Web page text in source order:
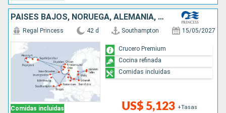
PAISES BAJOS, NORUEGA, ALEMANIA, POLONIA, FINLANDIA, ESTONIA, SUECIA, DINAMARCA, ISLANDIA, REINO UNIDO, BÉLGICA
Comidas incluidas
Regal Princess 42 d Southampton 15/05/2027
US$ 5,123 +Tasas
Crucero Premium
Cocina refinada
Comidas incluidas